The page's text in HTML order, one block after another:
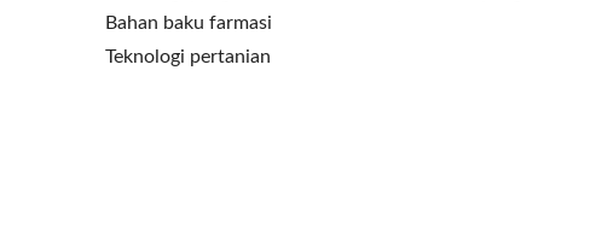
Bahan baku farmasi
Teknologi pertanian